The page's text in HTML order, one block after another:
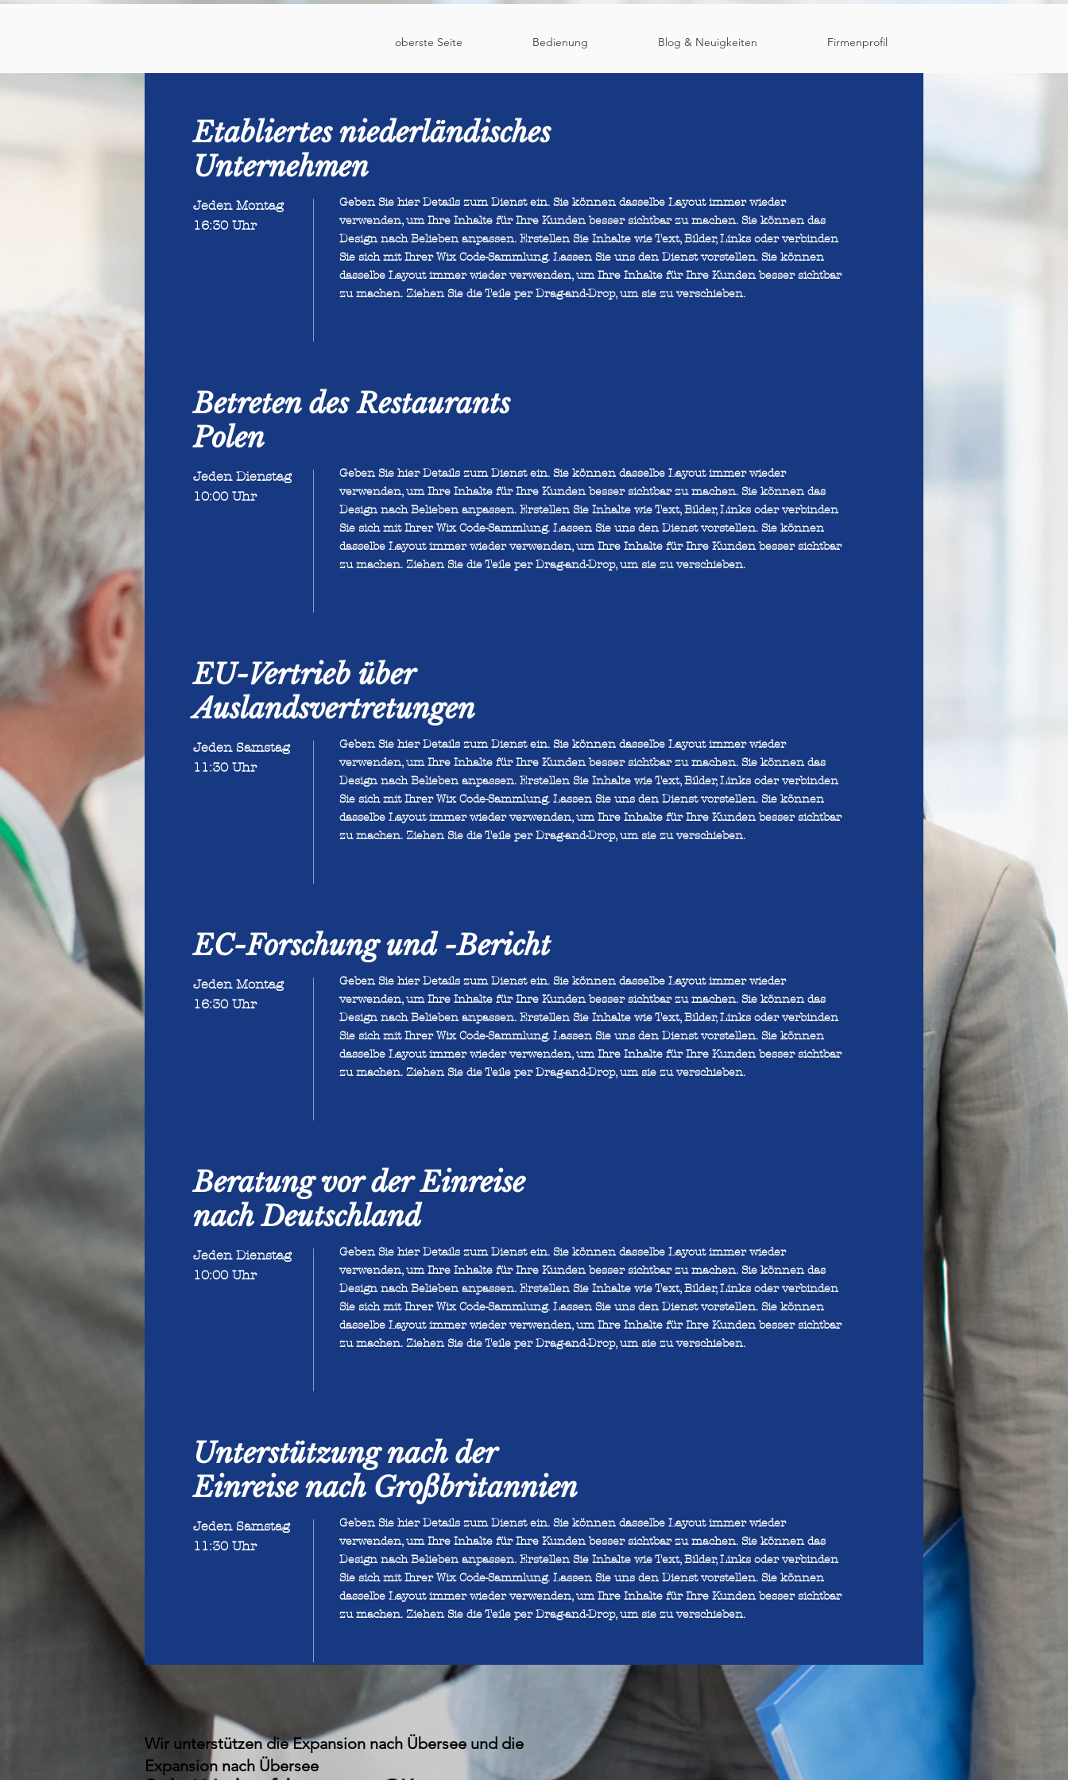
oberste Seite Bedienung Blog & Neuigkeiten Firmenprofil
​Etabliertes niederländisches
Unternehmen
Jeden Montag
16:30 Uhr
Geben Sie hier Details zum Dienst ein. Sie können dasselbe Layout immer wieder
verwenden, um Ihre Inhalte für Ihre Kunden besser sichtbar zu machen. Sie können das
Design nach Belieben anpassen. Erstellen Sie Inhalte wie Text, Bilder, Links oder verbinden
Sie sich mit Ihrer Wix Code-Sammlung. Lassen Sie uns den Dienst vorstellen. Sie können
dasselbe Layout immer wieder verwenden, um Ihre Inhalte für Ihre Kunden besser sichtbar
zu machen. Ziehen Sie die Teile per Drag-and-Drop, um sie zu verschieben.
Betreten des Restaurants
Polen
Jeden Dienstag
10:00 Uhr
Geben Sie hier Details zum Dienst ein. Sie können dasselbe Layout immer wieder
verwenden, um Ihre Inhalte für Ihre Kunden besser sichtbar zu machen. Sie können das
Design nach Belieben anpassen. Erstellen Sie Inhalte wie Text, Bilder, Links oder verbinden
Sie sich mit Ihrer Wix Code-Sammlung. Lassen Sie uns den Dienst vorstellen. Sie können
dasselbe Layout immer wieder verwenden, um Ihre Inhalte für Ihre Kunden besser sichtbar
zu machen. Ziehen Sie die Teile per Drag-and-Drop, um sie zu verschieben.
​EU-Vertrieb über
Auslandsvertretungen
Jeden Samstag
11:30 Uhr
Geben Sie hier Details zum Dienst ein. Sie können dasselbe Layout immer wieder
verwenden, um Ihre Inhalte für Ihre Kunden besser sichtbar zu machen. Sie können das
Design nach Belieben anpassen. Erstellen Sie Inhalte wie Text, Bilder, Links oder verbinden
Sie sich mit Ihrer Wix Code-Sammlung. Lassen Sie uns den Dienst vorstellen. Sie können
dasselbe Layout immer wieder verwenden, um Ihre Inhalte für Ihre Kunden besser sichtbar
zu machen. Ziehen Sie die Teile per Drag-and-Drop, um sie zu verschieben.
EC-Forschung und -Bericht
Jeden Montag
16:30 Uhr
Geben Sie hier Details zum Dienst ein. Sie können dasselbe Layout immer wieder
verwenden, um Ihre Inhalte für Ihre Kunden besser sichtbar zu machen. Sie können das
Design nach Belieben anpassen. Erstellen Sie Inhalte wie Text, Bilder, Links oder verbinden
Sie sich mit Ihrer Wix Code-Sammlung. Lassen Sie uns den Dienst vorstellen. Sie können
dasselbe Layout immer wieder verwenden, um Ihre Inhalte für Ihre Kunden besser sichtbar
zu machen. Ziehen Sie die Teile per Drag-and-Drop, um sie zu verschieben.
​Beratung vor der Einreise
nach Deutschland
Jeden Dienstag
10:00 Uhr
Geben Sie hier Details zum Dienst ein. Sie können dasselbe Layout immer wieder
verwenden, um Ihre Inhalte für Ihre Kunden besser sichtbar zu machen. Sie können das
Design nach Belieben anpassen. Erstellen Sie Inhalte wie Text, Bilder, Links oder verbinden
Sie sich mit Ihrer Wix Code-Sammlung. Lassen Sie uns den Dienst vorstellen. Sie können
dasselbe Layout immer wieder verwenden, um Ihre Inhalte für Ihre Kunden besser sichtbar
zu machen. Ziehen Sie die Teile per Drag-and-Drop, um sie zu verschieben.
​Unterstützung nach der
Einreise nach Großbritannien
Jeden Samstag
11:30 Uhr
Geben Sie hier Details zum Dienst ein. Sie können dasselbe Layout immer wieder
verwenden, um Ihre Inhalte für Ihre Kunden besser sichtbar zu machen. Sie können das
Design nach Belieben anpassen. Erstellen Sie Inhalte wie Text, Bilder, Links oder verbinden
Sie sich mit Ihrer Wix Code-Sammlung. Lassen Sie uns den Dienst vorstellen. Sie können
dasselbe Layout immer wieder verwenden, um Ihre Inhalte für Ihre Kunden besser sichtbar
zu machen. Ziehen Sie die Teile per Drag-and-Drop, um sie zu verschieben.
Wir unterstützen die Expansion nach Übersee und die
Expansion nach Übersee